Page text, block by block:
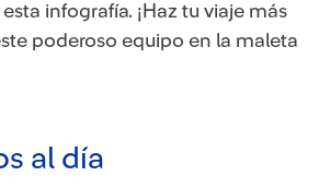
infografía. ¡Haz tu viaje más
poderoso equipo en la maleta
al día